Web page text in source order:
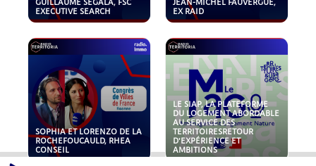
EXECUTIVE SEARCH
EX RAID
SOPHIA ET LORENZO DE LA
ROCHEFOUCAULD, RHEA
CONSEIL
LE SIAP, LA PLATEFORME
DU LOGEMENT ABORDABLE
AU SERVICE DES
TERRITOIRESRETOUR
D'EXPÉRIENCE ET
AMBITIONS